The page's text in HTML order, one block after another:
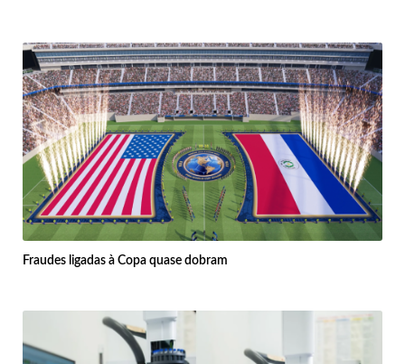
Fraudes ligadas à Copa quase dobram